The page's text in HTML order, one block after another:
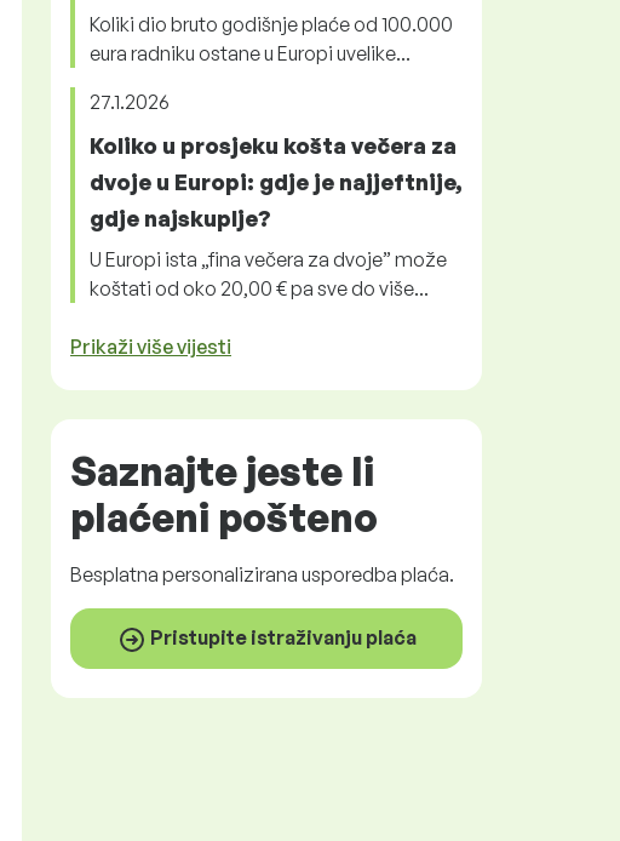
Koliki dio bruto godišnje plaće od 100.000
eura radniku ostane u Europi uvelike...
27.1.2026
Koliko u prosjeku košta večera za
dvoje u Europi: gdje je najjeftnije,
gdje najskuplje?
U Europi ista „fina večera za dvoje” može
koštati od oko 20,00 € pa sve do više...
Prikaži više vijesti
Saznajte jeste li
plaćeni pošteno
Besplatna personalizirana usporedba plaća.
Pristupite istraživanju plaća